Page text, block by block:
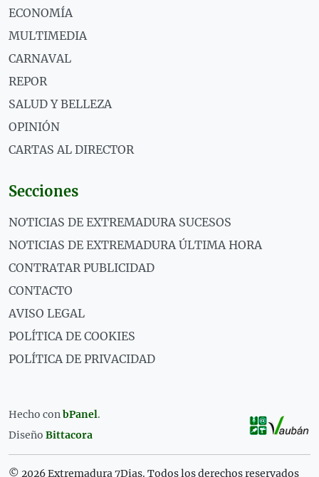
ECONOMÍA
MULTIMEDIA
CARNAVAL
REPOR
SALUD Y BELLEZA
OPINIÓN
CARTAS AL DIRECTOR
Secciones
NOTICIAS DE EXTREMADURA SUCESOS
NOTICIAS DE EXTREMADURA ÚLTIMA HORA
CONTRATAR PUBLICIDAD
CONTACTO
AVISO LEGAL
POLÍTICA DE COOKIES
POLÍTICA DE PRIVACIDAD
Hecho conbPanel.
Diseño Bittacora
© 2026 Extremadura 7Dias. Todos los derechos reservados